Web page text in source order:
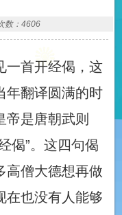
数：4606
一首开经偈，这
年翻译圆满的时
帝是唐朝武则
偈”。这四句偈
高僧大德想再做
在也没有人能够